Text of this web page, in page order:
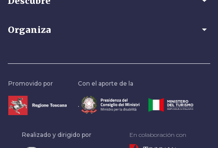
Organiza arrow_drop_down
Promovido por Con el aporte de la
.
Realizado y dirigido por En colaboración con